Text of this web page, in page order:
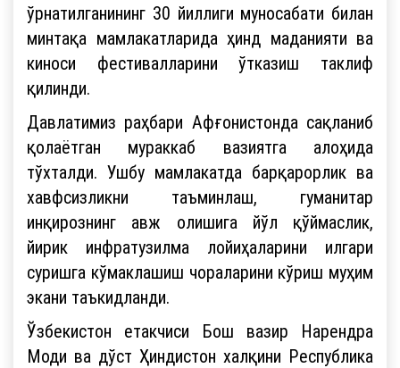
ўрнатилганининг 30 йиллиги муносабати билан
минтақа мамлакатларида ҳинд маданияти ва
киноси фестивалларини ўтказиш таклиф
қилинди.
Давлатимиз раҳбари Афғонистонда сақланиб
қолаётган мураккаб вазиятга алоҳида
тўхталди. Ушбу мамлакатда барқарорлик ва
хавфсизликни таъминлаш, гуманитар
инқирознинг авж олишига йўл қўймаслик,
йирик инфратузилма лойиҳаларини илгари
суришга кўмаклашиш чораларини кўриш муҳим
экани таъкидланди.
Ўзбекистон етакчиси Бош вазир Нарендра
Моди ва дўст Ҳиндистон халқини Республика